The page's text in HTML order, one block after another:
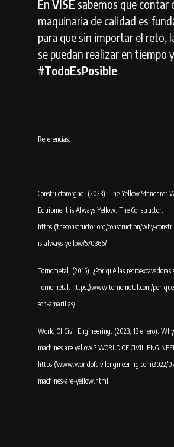
En VISE sabemos que contar
maquinaria de calidad es
para que sin importar el reto,
se puedan realizar en tiempo
#TodoEsPosible
Referencias:
Constructororghq. (2023). The Yellow Standard:
Equipment is Always Yellow. The Constructor.
https://theconstructor.org/construction/why-
is-always-yellow/570366/
Tornometal. (2015). ¿Por qué las retroexcavadoras
Tornometal. https://www.tornometal.com/por-
son-amarillas/
World Of Civil Engineering. (2023, 13 enero).
machines are yellow ? WORLD OF CIVIL
https://www.worldofcivilengineering.com/2022/
machines-are-yellow.html